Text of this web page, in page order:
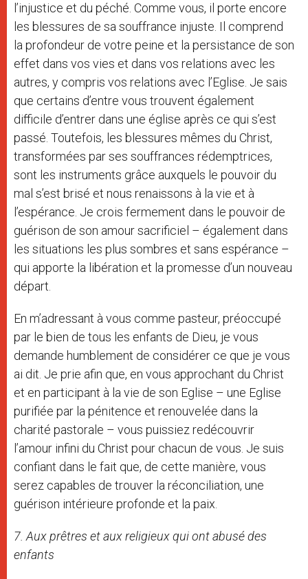
l’injustice et du péché. Comme vous, il porte encore
les blessures de sa souffrance injuste. Il comprend
la profondeur de votre peine et la persistance de son
effet dans vos vies et dans vos relations avec les
autres, y compris vos relations avec l’Eglise. Je sais
que certains d’entre vous trouvent également
difficile d’entrer dans une église après ce qui s’est
passé. Toutefois, les blessures mêmes du Christ,
transformées par ses souffrances rédemptrices,
sont les instruments grâce auxquels le pouvoir du
mal s’est brisé et nous renaissons à la vie et à
l’espérance. Je crois fermement dans le pouvoir de
guérison de son amour sacrificiel – également dans
les situations les plus sombres et sans espérance –
qui apporte la libération et la promesse d’un nouveau
départ.
En m’adressant à vous comme pasteur, préoccupé
par le bien de tous les enfants de Dieu, je vous
demande humblement de considérer ce que je vous
ai dit. Je prie afin que, en vous approchant du Christ
et en participant à la vie de son Eglise – une Eglise
purifiée par la pénitence et renouvelée dans la
charité pastorale – vous puissiez redécouvrir
l’amour infini du Christ pour chacun de vous. Je suis
confiant dans le fait que, de cette manière, vous
serez capables de trouver la réconciliation, une
guérison intérieure profonde et la paix.
7. Aux prêtres et aux religieux qui ont abusé des
enfants